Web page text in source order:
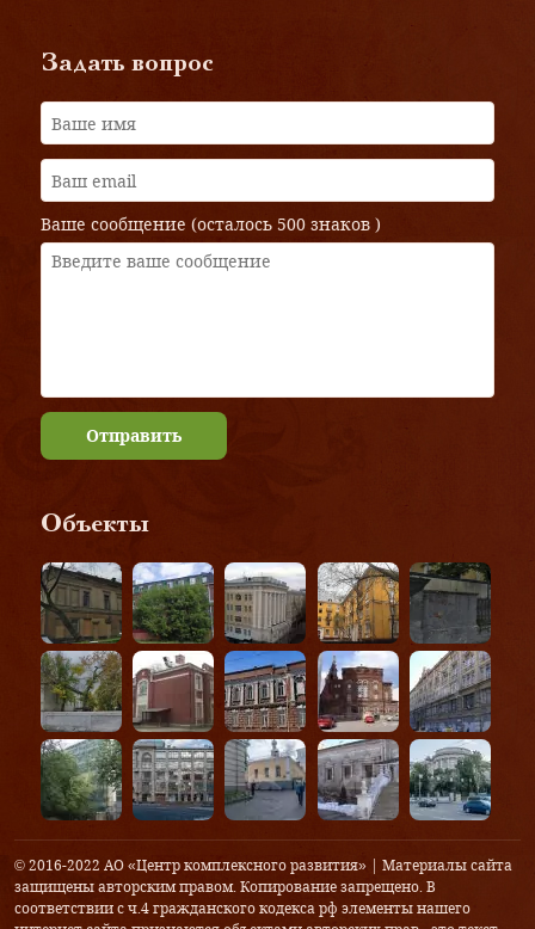
Задать вопрос
Ваше сообщение (осталось 500 знаков )
Отправить
Объекты
© 2016-2022 АО «Центр комплексного развития» | Материалы сайта
защищены авторским правом. Копирование запрещено. В
соответствии с ч.4 гражданского кодекса рф элементы нашего